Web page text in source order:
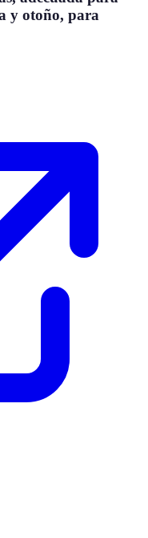
y otoño, para